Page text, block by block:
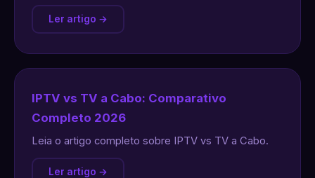
Ler artigo →
IPTV vs TV a Cabo: Comparativo
Completo 2026
Leia o artigo completo sobre IPTV vs TV a Cabo.
Ler artigo →